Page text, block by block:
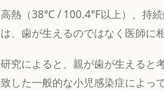
高熱（38°C / 100.4°F以上）、持
は、歯が生えるのではなく医師に
研究によると、親が歯が生えると
致した一般的な小児感染症によっ